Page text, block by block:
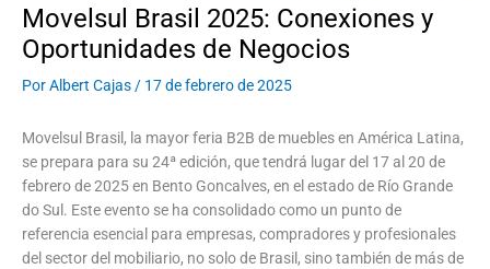
Movelsul Brasil 2025: Conexiones y
Oportunidades de Negocios
PorAlbert Cajas / 17 de febrero de 2025
Movelsul Brasil, la mayor feria B2B de muebles en América Latina,
se prepara para su 24ª edición, que tendrá lugar del 17 al 20 de
febrero de 2025 en Bento Goncalves, en el estado de Río Grande
do Sul. Este evento se ha consolidado como un punto de
referencia esencial para empresas, compradores y profesionales
del sector del mobiliario, no solo de Brasil, sino también de más de